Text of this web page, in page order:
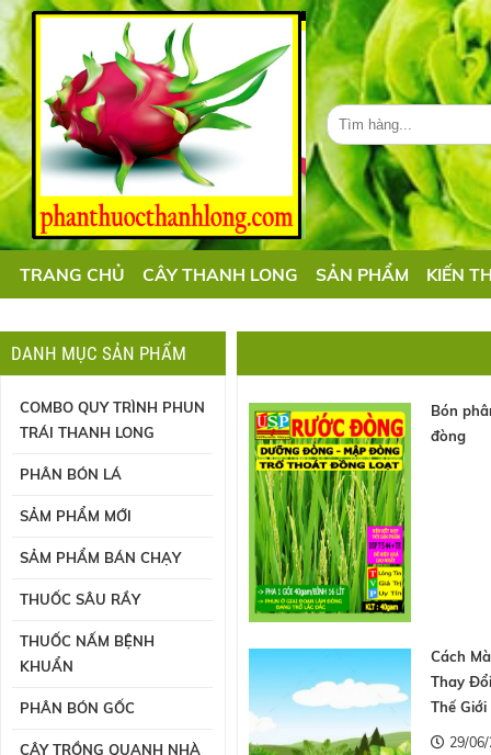
TRANG CHỦ CÂY THANH LONG SẢN PHẨM KIẾN
Bón
đòng
Cách
Thay
Thế Giới
29/
DANH MỤC SẢN PHẨM
COMBO QUY TRÌNH PHUN
TRÁI THANH LONG
PHÂN BÓN LÁ
SẢM PHẨM MỚI
SẢM PHẨM BÁN CHẠY
THUỐC SÂU RẦY
THUỐC NẤM BỆNH
KHUẨN
PHÂN BÓN GỐC
CÂY TRỒNG QUANH NHÀ